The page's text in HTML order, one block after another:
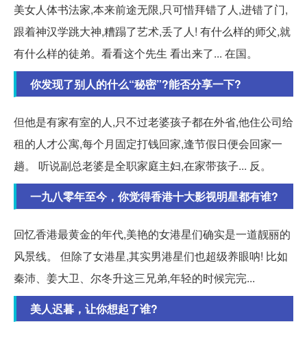
美女人体书法家,本来前途无限,只可惜拜错了人,进错了门,
跟着神汉学跳大神,糟蹋了艺术,丢了人! 有什么样的师父,就
有什么样的徒弟。看看这个先生 看出来了... 在国。
你发现了别人的什么“秘密”?能否分享一下?
但他是有家有室的人,只不过老婆孩子都在外省,他住公司给
租的人才公寓,每个月固定打钱回家,逢节假日便会回家一
趟。 听说副总老婆是全职家庭主妇,在家带孩子... 反。
一九八零年至今，你觉得香港十大影视明星都有谁?
回忆香港最黄金的年代,美艳的女港星们确实是一道靓丽的
风景线。 但除了女港星,其实男港星们也超级养眼呐! 比如
秦沛、姜大卫、尔冬升这三兄弟,年轻的时候完完...
美人迟暮，让你想起了谁?